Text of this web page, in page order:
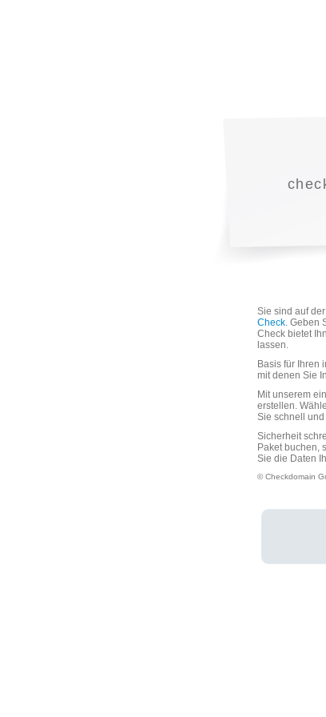
Sie sind auf
Check. Geben
Check bietet
lassen.
Basis für Ihren
mit denen Sie
Mit unserem
erstellen.
Sie schnell
Sicherheit
Paket buchen,
Sie die Daten
© Checkdomain